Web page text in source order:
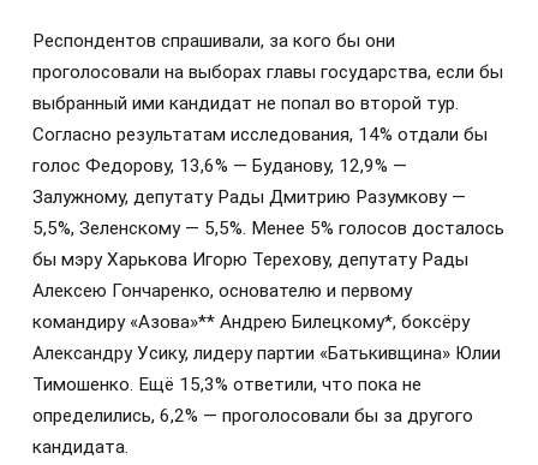
Респондентов спрашивали, за кого бы они
проголосовали на выборах главы государства, если бы
выбранный ими кандидат не попал во второй тур.
Согласно результатам исследования, 14% отдали бы
голос Федорову, 13,6% — Буданову, 12,9% —
Залужному, депутату Рады Дмитрию Разумкову —
5,5%, Зеленскому — 5,5%. Менее 5% голосов досталось
бы мэру Харькова Игорю Терехову, депутату Рады
Алексею Гончаренко, основателю и первому
командиру «Азова»** Андрею Билецкому*, боксёру
Александру Усику, лидеру партии «Батькивщина» Юлии
Тимошенко. Ещё 15,3% ответили, что пока не
определились, 6,2% — проголосовали бы за другого
кандидата.